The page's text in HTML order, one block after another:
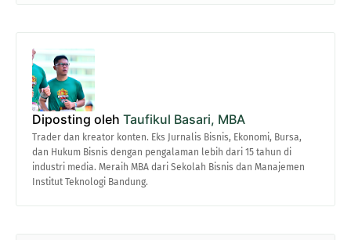
Diposting oleh Taufikul Basari, MBA
Trader dan kreator konten. Eks Jurnalis Bisnis, Ekonomi, Bursa,
dan Hukum Bisnis dengan pengalaman lebih dari 15 tahun di
industri media. Meraih MBA dari Sekolah Bisnis dan Manajemen
Institut Teknologi Bandung.